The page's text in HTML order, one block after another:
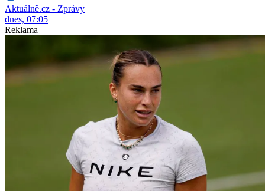
Aktuálně.cz - Zprávy
dnes, 07:05
Reklama